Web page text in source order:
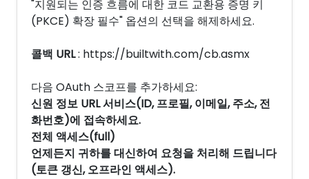
"지원되는 인증 흐름에 대한 코드 교환용 증명 키
(PKCE) 확장 필수" 옵션의 선택을 해제하세요.
콜백 URL: https://builtwith.com/cb.asmx
다음 OAuth 스코프를 추가하세요:
신원 정보 URL 서비스(ID, 프로필, 이메일, 주소, 전
화번호)에 접속하세요.
전체 액세스(full)
언제든지 귀하를 대신하여 요청을 처리해 드립니다
(토큰 갱신, 오프라인 액세스).